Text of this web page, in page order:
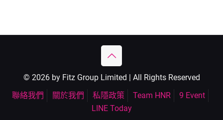
© 2026 by Fitz Group Limited | All Rights Reserved
聯絡我們
關於我們 私隱政策 Team HNR
9 Event
LINE Today